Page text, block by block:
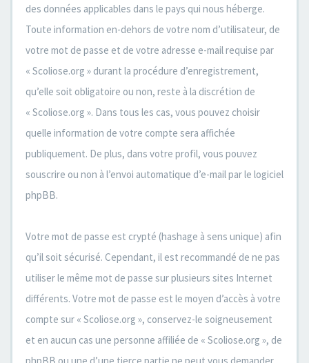
des données applicables dans le pays qui nous héberge.
Toute information en-dehors de votre nom d’utilisateur, de
votre mot de passe et de votre adresse e-mail requise par
« Scoliose.org » durant la procédure d’enregistrement,
qu’elle soit obligatoire ou non, reste à la discrétion de
« Scoliose.org ». Dans tous les cas, vous pouvez choisir
quelle information de votre compte sera affichée
publiquement. De plus, dans votre profil, vous pouvez
souscrire ou non à l’envoi automatique d’e-mail par le logiciel
phpBB.
Votre mot de passe est crypté (hashage à sens unique) afin
qu’il soit sécurisé. Cependant, il est recommandé de ne pas
utiliser le même mot de passe sur plusieurs sites Internet
différents. Votre mot de passe est le moyen d’accès à votre
compte sur « Scoliose.org », conservez-le soigneusement
et en aucun cas une personne affiliée de « Scoliose.org », de